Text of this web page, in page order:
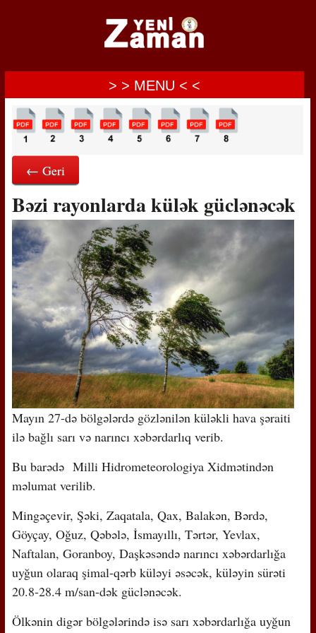
> > MENU < <
← Geri
Bəzi rayonlarda külək güclənəcək
Mayın 27-də bölgələrdə gözlənilən küləkli hava şəraiti
ilə bağlı sarı və narıncı xəbərdarlıq verib.
Bu barədə Milli Hidrometeorologiya Xidmətindən
məlumat verilib.
Mingəçevir, Şəki, Zaqatala, Qax, Balakən, Bərdə,
Göyçay, Oğuz, Qəbələ, İsmayıllı, Tərtər, Yevlax,
Naftalan, Goranboy, Daşkəsəndə narıncı xəbərdarlığa
uyğun olaraq şimal-qərb küləyi əsəcək, küləyin sürəti
20.8-28.4 m/san-dək güclənəcək.
Ölkənin digər bölgələrində isə sarı xəbərdarlığa uyğun